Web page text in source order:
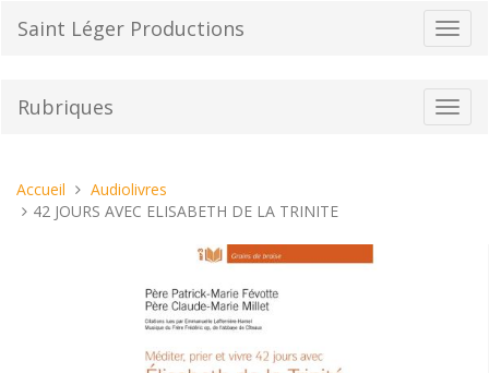
la
Saint Léger Productions
la
Rubriques
Vous
êtes
Accueil
Audiolivres
42 JOURS AVEC ELISABETH DE LA TRINITE